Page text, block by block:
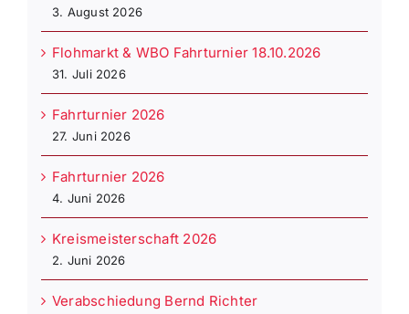
3. August 2026
Flohmarkt & WBO Fahrturnier 18.10.2026
31. Juli 2026
Fahrturnier 2026
27. Juni 2026
Fahrturnier 2026
4. Juni 2026
Kreismeisterschaft 2026
2. Juni 2026
Verabschiedung Bernd Richter